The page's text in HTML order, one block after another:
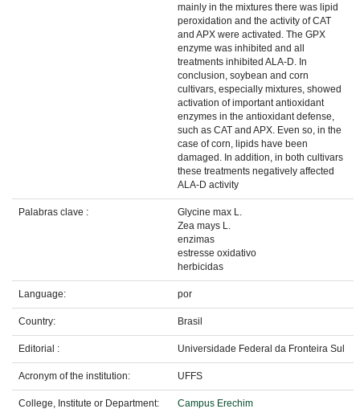
mainly in the mixtures there was lipid
peroxidation and the activity of CAT
and APX were activated. The GPX
enzyme was inhibited and all
treatments inhibited ALA-D. In
conclusion, soybean and corn
cultivars, especially mixtures, showed
activation of important antioxidant
enzymes in the antioxidant defense,
such as CAT and APX. Even so, in the
case of corn, lipids have been
damaged. In addition, in both cultivars
these treatments negatively affected
ALA-D activity
Palabras clave :
Glycine max L.
Zea mays L.
enzimas
estresse oxidativo
herbicidas
Language: por
Country: Brasil
Editorial : Universidade Federal da Fronteira Sul
Acronym of the institution: UFFS
College, Institute or Department: Campus Erechim